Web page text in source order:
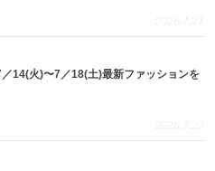
2026.7.27
／14(火)〜7／18(土)最新ファッションを
2026.7.23